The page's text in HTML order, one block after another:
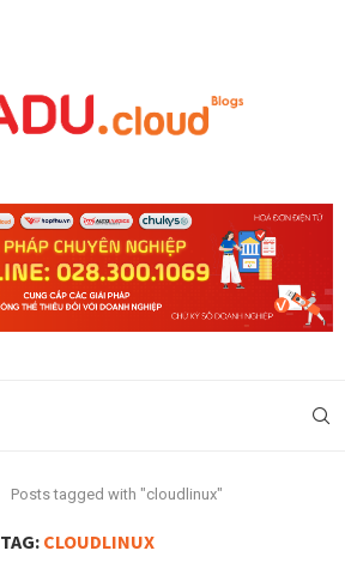
Posts tagged with "cloudlinux"
TAG: CLOUDLINUX